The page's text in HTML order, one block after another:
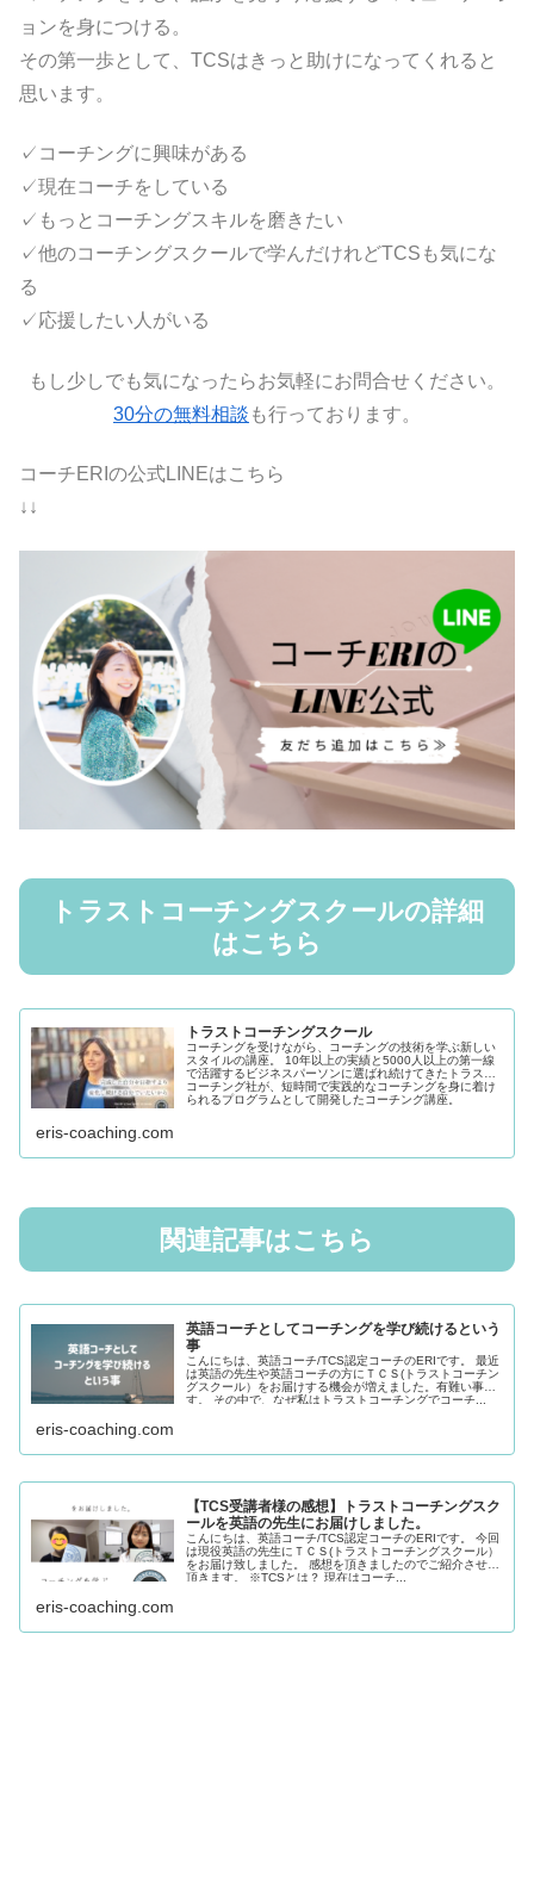
ョンを身につける。
その第一歩として、TCSはきっと助けになってくれると
思います。
✓コーチングに興味がある
✓現在コーチをしている
✓もっとコーチングスキルを磨きたい
✓他のコーチングスクールで学んだけれどTCSも気にな
る
✓応援したい人がいる
もし少しでも気になったらお気軽にお問合せください。
30分の無料相談 も行っております。
コーチERIの公式LINEはこちら
↓↓
トラストコーチングスクールの詳細
はこちら
トラストコーチングスクール
コーチングを受けながら、コーチングの技術を学ぶ新しい
スタイルの講座。 10年以上の実績と5000人以上の第一線
で活躍するビジネスパーソンに選ばれ続けてきたトラスト
コーチング社が、短時間で実践的なコーチングを身に着け
られるプログラムとして開発したコーチング講座。
eris-coaching.com
関連記事はこちら
英語コーチとしてコーチングを学び続けるという
事
こんにちは、英語コーチ/TCS認定コーチのERIです。 最近
は英語の先生や英語コーチの方にＴＣＳ(トラストコーチン
グスクール）をお届けする機会が増えました。有難い事で
す。 その中で、なぜ私はトラストコーチングでコーチ...
eris-coaching.com
【TCS受講者様の感想】トラストコーチングスク
ールを英語の先生にお届けしました。
こんにちは、英語コーチ/TCS認定コーチのERIです。 今回
は現役英語の先生にＴＣＳ(トラストコーチングスクール）
をお届け致しました。 感想を頂きましたのでご紹介させて
頂きます。 ※TCSとは？ 現在はコーチ...
eris-coaching.com